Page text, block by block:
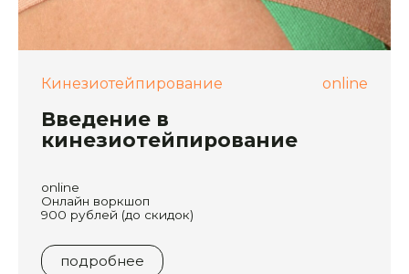
Кинезиотейпирование online
Введение в
кинезиотейпирование
online
Онлайн воркшоп
900 рублей (до скидок)
подробнее